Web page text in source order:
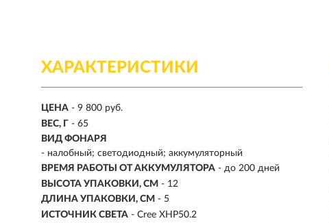
ХАРАКТЕРИСТИКИ
ЦЕНА - 9 800 руб.
ВЕС, Г - 65
ВИД ФОНАРЯ
- налобный; светодиодный; аккумуляторный
ВРЕМЯ РАБОТЫ ОТ АККУМУЛЯТОРА - до 200 дней
ВЫСОТА УПАКОВКИ, СМ - 12
ДЛИНА УПАКОВКИ, СМ - 5
ИСТОЧНИК СВЕТА - Cree XHP50.2